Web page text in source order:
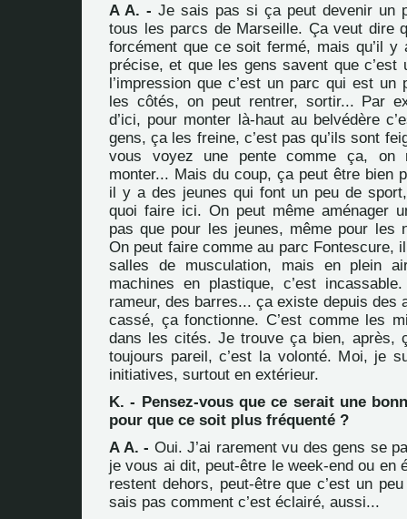
A A. - Je sais pas si ça peut devenir un
tous les parcs de Marseille. Ça veut dire
forcément que ce soit fermé, mais qu’il y
précise, et que les gens savent que c’est
l’impression que c’est un parc qui est un
les côtés, on peut rentrer, sortir... Par
d’ici, pour monter là-haut au belvédère
gens, ça les freine, c’est pas qu’ils sont
vous voyez une pente comme ça, on
monter... Mais du coup, ça peut être bien
il y a des jeunes qui font un peu de
quoi faire ici. On peut même aménager
pas que pour les jeunes, même pour les
On peut faire comme au parc Fontescure,
salles de musculation, mais en plein
machines en plastique, c’est
rameur, des barres... ça existe depuis des
cassé, ça fonctionne. C’est comme les
dans les cités. Je trouve ça bien, après,
toujours pareil, c’est la volonté. Moi, je
initiatives, surtout en extérieur.
K. - Pensez-vous que ce serait une
pour que ce soit plus fréquenté ?
A A. - Oui. J’ai rarement vu des gens se
je vous ai dit, peut-être le week-end ou en
restent dehors, peut-être que c’est un
sais pas comment c’est éclairé, aussi...